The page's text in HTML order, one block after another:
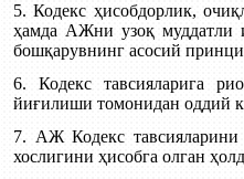
5. Кодекс ҳисобдорлик,
ҳамда АЖни узоқ муддатли
бошқарувнинг асосий
6. Кодекс тавсияларига
йиғилиши томонидан оддий
7. АЖ Кодекс тавсияларини
хослигини ҳисобга олган